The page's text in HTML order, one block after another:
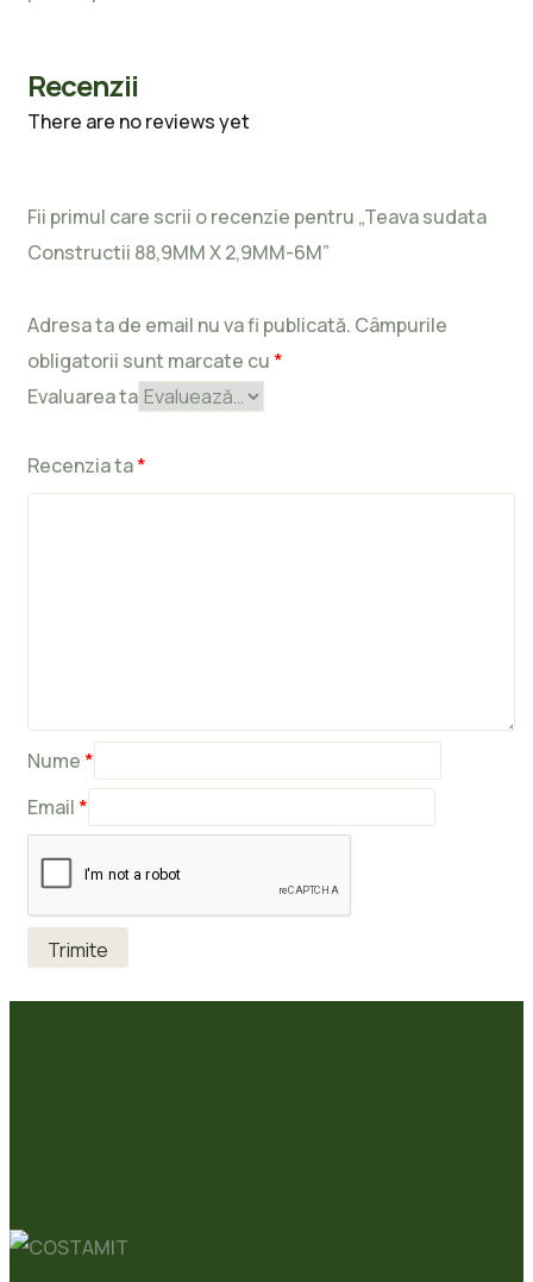
Recenzii
There are no reviews yet
Fii primul care scrii o recenzie pentru „Teava sudata
Constructii 88,9MM X 2,9MM-6M”
Adresa ta de email nu va fi publicată. Câmpurile
obligatorii sunt marcate cu *
Evaluarea ta
Recenzia ta*
Nume *
Email *